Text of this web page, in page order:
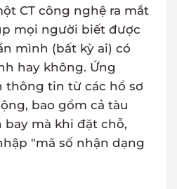
CT công nghệ ra mắt
mọi người biết được
mình (bất kỳ ai) có
hay không. Ứng
thông tin từ các hồ sơ
bao gồm cả tàu
bay mà khi đặt chỗ,
"mã số nhận dạng